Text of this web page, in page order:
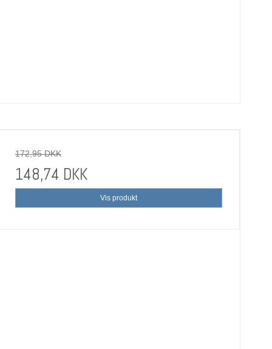
172,95 DKK
148,74 DKK
Vis produkt